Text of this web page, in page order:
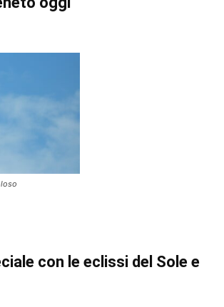
con le eclissi del Sole e